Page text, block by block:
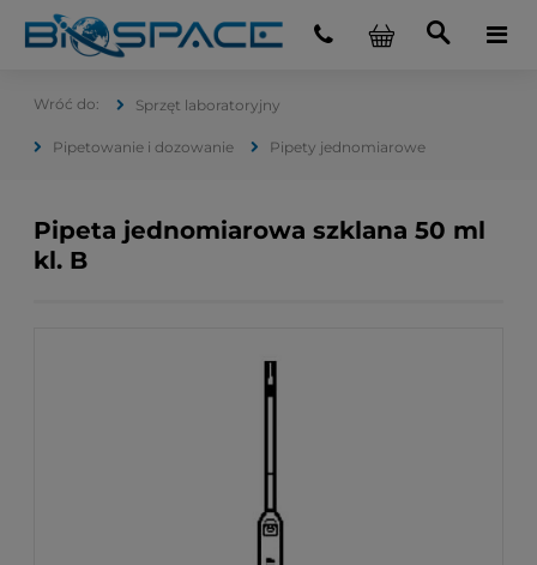
Sprzęt laboratoryjny
Pipetowanie i dozowanie Pipety jednomiarowe
Pipeta jednomiarowa szklana 50 ml
kl. B